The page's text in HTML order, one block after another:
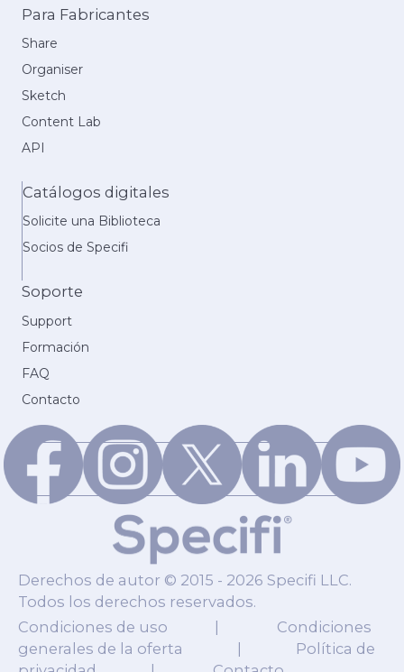
Para Fabricantes
Share
Organiser
Sketch
Content Lab
API
Catálogos digitales
Solicite una Biblioteca
Socios de Specifi
Soporte
Support
Formación
FAQ
Contacto
Derechos de autor © 2015 - 2026 Specifi LLC.
Todos los derechos reservados.
Condiciones de uso | Condiciones
generales de la oferta | Política de